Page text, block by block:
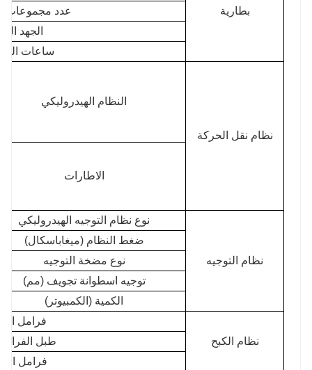
بطارية
عدد مجموعات
الجهد
ساعات
نظام نقل الحركة
النظام الهيدروليكي
الاطارات
نظام التوجيه
نوع نظام التوجيه الهيدروليكي
ضغط النظام (ميغاباسكال)
نوع مضخة التوجيه
توجيه اسطوانة تجويف (مم)
الكمية (الكمبيوتر)
نظام الكبح
فرامل
طبل
فرامل